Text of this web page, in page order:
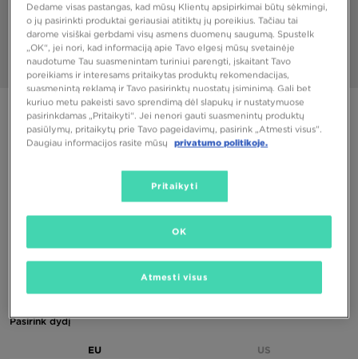
PUIKUS PASIŪLYMAS
NIKE BLAZER ROAM MID
(Žemiausia kaina per pastarąsias 30 dienų iki nuolaidos)
Pasirink dydį
EU US
Dedame visas pastangas, kad mūsų Klientų apsipirkimai būtų sėkmingi,
o jų pasirinkti produktai geriausiai atitiktų jų poreikius. Tačiau tai
darome visiškai gerbdami visų asmens duomenų saugumą. Spustelk
„OK“, jei nori, kad informaciją apie Tavo elgesį mūsų svetainėje
naudotume Tau suasmenintam turiniui parengti, įskaitant Tavo
poreikiams ir interesams pritaikytas produktų rekomendacijas,
suasmenintą reklamą ir Tavo pasirinktų nuostatų įsiminimą. Gali bet
kuriuo metu pakeisti savo sprendimą dėl slapukų ir nustatymuose
pasirinkdamas „Pritaikyti“. Jei nenori gauti suasmenintų produktų
pasiūlymų, pritaikytų prie Tavo pageidavimų, pasirink „Atmesti visus”.
Daugiau informacijos rasite mūsų
privatumo politikoje.
Pritaikyti
Atmesti visus
OK